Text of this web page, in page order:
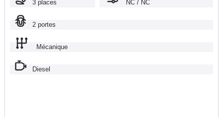
3 places NC / NC
2 portes
Mécanique
Diesel